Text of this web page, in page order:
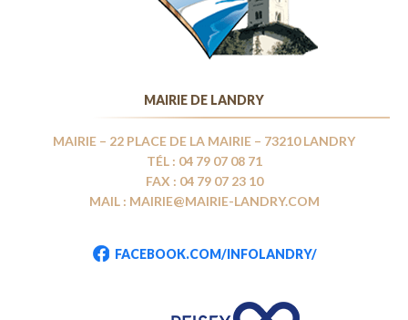
MAIRIE DE LANDRY
MAIRIE – 22 PLACE DE LA MAIRIE – 73210 LANDRY
TÉL : 04 79 07 08 71
FAX : 04 79 07 23 10
MAIL : MAIRIE@MAIRIE-LANDRY.COM
FACEBOOK.COM/INFOLANDRY/